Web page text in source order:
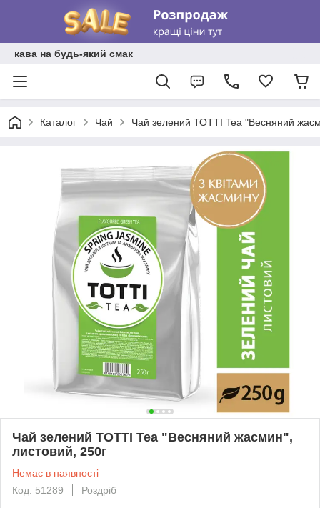
кава на будь-який смак
Каталог Чай Чай зелений ТОТТІ Tea "Весняний
Чай зелений ТОТТІ Tea "Весняний жасмин",
листовий, 250г
Немає в наявності
Код: 51289
Роздріб